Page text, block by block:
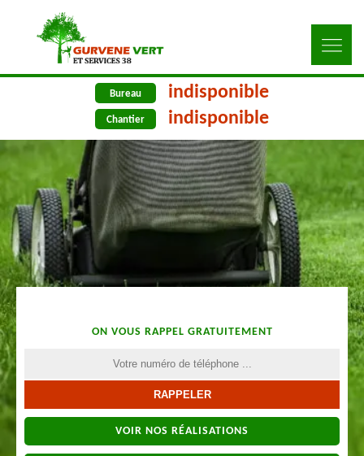
Bureau indisponible
Chantier indisponible
ON VOUS RAPPEL GRATUITEMENT
VOIR NOS RÉALISATIONS